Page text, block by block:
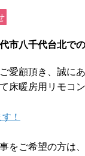
市八千代台北で
愛顧頂き、誠に
床暖房用リモコ
！
をご希望の方は